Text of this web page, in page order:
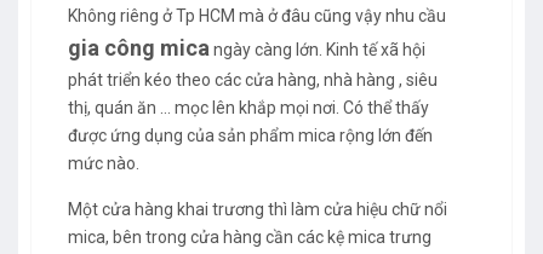
Không riêng ở Tp HCM mà ở đâu cũng vậy nhu cầu
gia công mica ngày càng lớn. Kinh tế xã hội
phát triển kéo theo các cửa hàng, nhà hàng , siêu
thị, quán ăn … mọc lên khắp mọi nơi. Có thể thấy
được ứng dụng của sản phẩm mica rộng lớn đến
mức nào.
Một cửa hàng khai trương thì làm cửa hiệu chữ nổi
mica, bên trong cửa hàng cần các kệ mica trưng